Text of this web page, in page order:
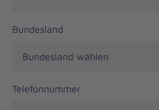
Bundesland
Telefonnummer